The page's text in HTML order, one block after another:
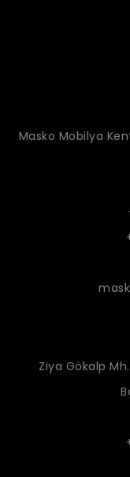
Masko Mobilya
Ziya Gökalp